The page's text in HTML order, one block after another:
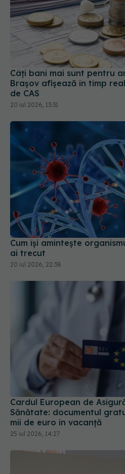
Câți bani mai sunt pentru
Brașov afișează în timp
de CAS
20 iul 2026, 13:31
Cum își amintește
ai trecut
20 iul 2026, 22:38
Cardul European de
Sănătate: documentul
mii de euro în vacanță
25 iul 2026, 14:27